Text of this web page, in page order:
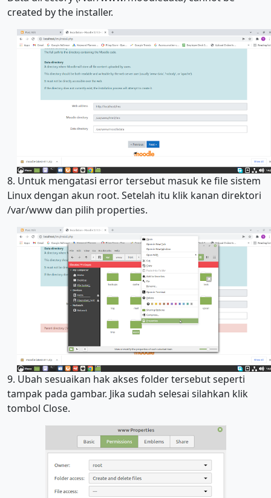
created by the installer.
8. Untuk mengatasi error tersebut masuk ke file sistem
Linux dengan akun root. Setelah itu klik kanan direktori
/var/www dan pilih properties.
9. Ubah sesuaikan hak akses folder tersebut seperti
tampak pada gambar. Jika sudah selesai silahkan klik
tombol Close.